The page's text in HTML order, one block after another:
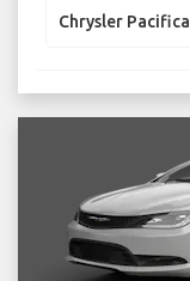
Chrysler Pacifica